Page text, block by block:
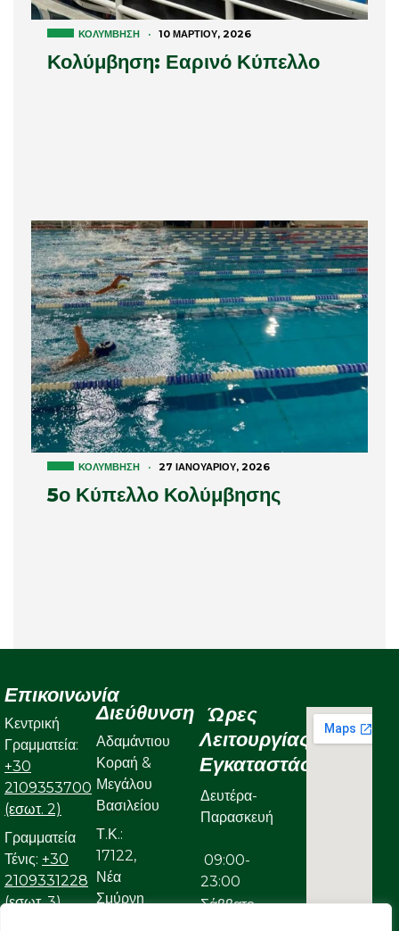
ΚΟΛΎΜΒΗΣΗ · 10 ΜΑΡΤΊΟΥ, 2026
Κολύμβηση: Εαρινό Κύπελλο
ΚΟΛΎΜΒΗΣΗ · 27 ΙΑΝΟΥΑΡΊΟΥ, 2026
5ο Κύπελλο Κολύμβησης
Επικοινωνία
Κεντρική
Γραμματεία:
+30
2109353700
(εσωτ. 2)
Γραμματεία
Τένις: +30
2109331228
(εσωτ. 3)
Διεύθυνση
Αδαμάντιου
Κοραή &
Μεγάλου
Βασιλείου
Τ.Κ.:
17122,
Νέα
Σμύρνη
Ώρες
Λειτουργίας
Εγκαταστάσεων
Δευτέρα-
Παρασκευή
09:00-
23:00
Σάββατο